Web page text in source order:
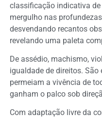
classificação indicativa
mergulho nas
desvendando recantos
revelando uma paleta
De assédio, machismo,
igualdade de direitos. São
permeiam a vivência de
ganham o palco sob
Com adaptação livre da